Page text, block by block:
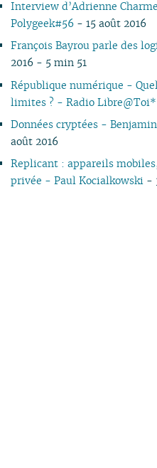
02
01
01
01
03
02
01
03
02
01
04
03
02
Interview d’Adrienne
Polygeek#56 - 15 août 2016
François Bayrou parle des
2016 - 5 min 51
République numérique -
limites ? - Radio Libre@Toi*
Données cryptées -
août 2016
Replicant : appareils
privée - Paul Kocialkowski -